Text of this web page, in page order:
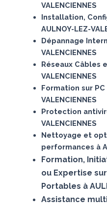
VALENCIENNES
Installation,
AULNOY-LEZ-
Dépannage
VALENCIENNES
Réseaux Câbles
VALENCIENNES
Formation sur PC
VALENCIENNES
Protection
VALENCIENNES
Nettoyage et
performances à
Formation,
ou Expertise sur
Portables à
Assistance